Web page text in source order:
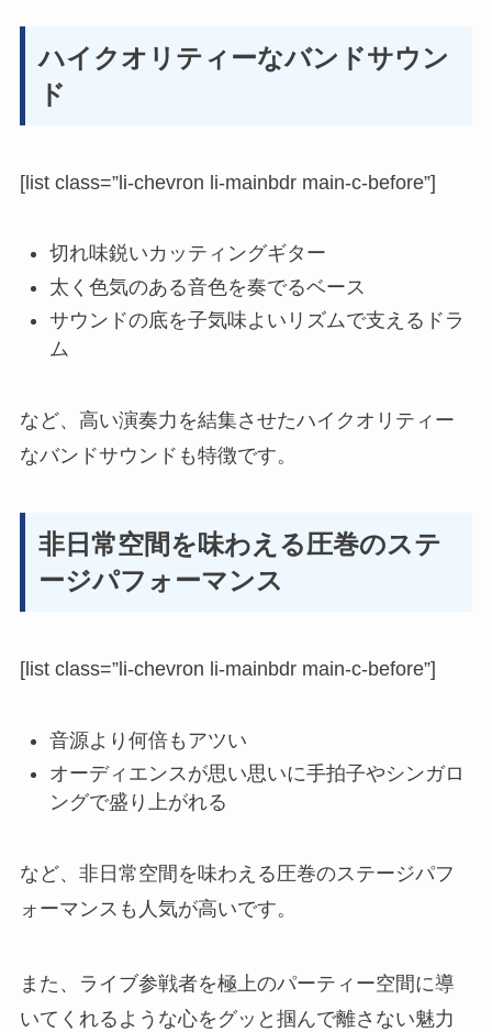
ハイクオリティーなバンドサウン
ド
[list class=”li-chevron li-mainbdr main-c-before”]
切れ味鋭いカッティングギター
太く色気のある音色を奏でるベース
サウンドの底を子気味よいリズムで支えるドラ
ム
など、 高い演奏力を結集させたハイクオリティー
なバンドサウンド も特徴です。
非日常空間を味わえる圧巻のステ
ージパフォーマンス
[list class=”li-chevron li-mainbdr main-c-before”]
音源より何倍もアツい
オーディエンスが思い思いに手拍子やシンガロ
ングで盛り上がれる
など、非日常空間を味わえる圧巻のステージパフ
ォーマンスも人気が高いです。
また、ライブ参戦者を極上のパーティー空間に導
いてくれるような心をグッと掴んで離さない魅力